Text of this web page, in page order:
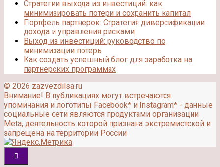
Стратегии выхода из инвестиций: как
минимизировать потери и сохранить капитал
Портфель партнерок: Стратегия диверсификации
дохода и управления рисками
Выход из инвестиций: руководство по
минимизации потерь
Как создать успешный блог для заработка на
партнерских программах
© 2026 zazvezdilsa.ru
Внимание! В публикациях могут встречаются
упоминания и логотипы Facebook* и Instagram* - данные
социальные сети являются продуктами организации
Meta, деятельность которой признана экстремистской и
запрещена на территории России